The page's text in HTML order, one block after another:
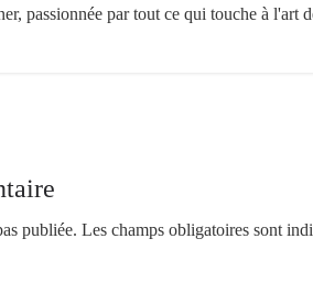
passionnée par tout ce qui touche à
publiée. Les champs obligatoires sont